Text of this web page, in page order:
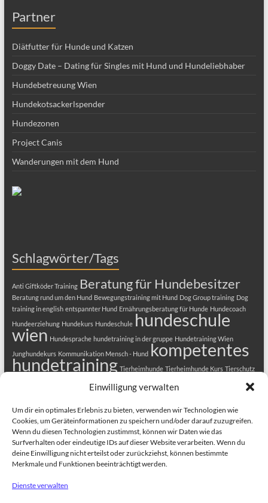
Einwilligung verwalten
Um dir ein optimales Erlebnis zu bieten, verwenden wir Technologien wie
Cookies, um Geräteinformationen zu speichern und/oder darauf zuzugreifen.
Wenn du diesen Technologien zustimmst, können wir Daten wie das
Surfverhalten oder eindeutige IDs auf dieser Website verarbeiten. Wenn du
deine Einwilligung nicht erteilst oder zurückziehst, können bestimmte
Merkmale und Funktionen beeinträchtigt werden.
Dienste verwalten
Partner
Diätfutter für Hunde und Katzen
Doggy Date – Dating für Singles mit Hund und Hundeliebhaber
Hundebetreuung Wien
Hundekotsackerlspender
Hundezonen
Project Canis
Wanderungen mit dem Hund
Schlagwörter/Tags
Anti Giftköder Training Beratung für Hundebesitzer
Beratung rund um den Hund Bewegungstraining mit Hund Dog Group training Dog
training in english entspannter Hund Ernährungsberatung für Hunde Hundecoach
Hundeerziehung Hundekurs Hundeschule hundeschule
wien Hundesprache hundetraining in der gruppe Hundetraining Wien
Junghundekurs Kommunikation Mensch - Hund kompetentes
hundetraining Tierheimhunde Tierheimhunde Kurs Tierschutz
Welpenkurs in Wien
Welpenschule Welpentraining
Copyright © 2026